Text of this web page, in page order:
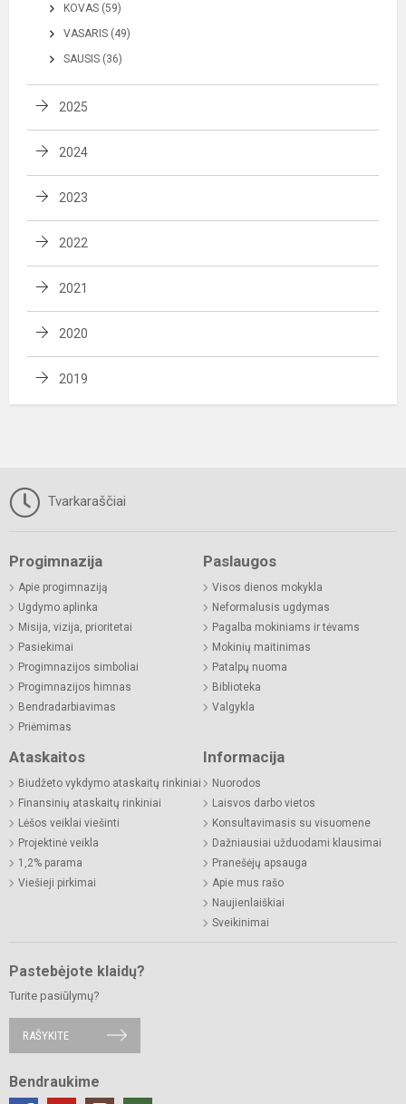
KOVAS (59)
VASARIS (49)
SAUSIS (36)
2025
2024
2023
2022
2021
2020
2019
Tvarkaraščiai
Progimnazija
Apie progimnaziją
Ugdymo aplinka
Misija, vizija, prioritetai
Pasiekimai
Progimnazijos simboliai
Progimnazijos himnas
Bendradarbiavimas
Priėmimas
Paslaugos
Visos dienos mokykla
Neformalusis ugdymas
Pagalba mokiniams ir tėvams
Mokinių maitinimas
Patalpų nuoma
Biblioteka
Valgykla
Ataskaitos
Biudžeto vykdymo ataskaitų rinkiniai
Finansinių ataskaitų rinkiniai
Lėšos veiklai viešinti
Projektinė veikla
1,2% parama
Viešieji pirkimai
Informacija
Nuorodos
Laisvos darbo vietos
Konsultavimasis su visuomene
Dažniausiai užduodami klausimai
Pranešėjų apsauga
Apie mus rašo
Naujienlaiškiai
Sveikinimai
Pastebėjote klaidų?
Turite pasiūlymų?
RAŠYKITE
Bendraukime